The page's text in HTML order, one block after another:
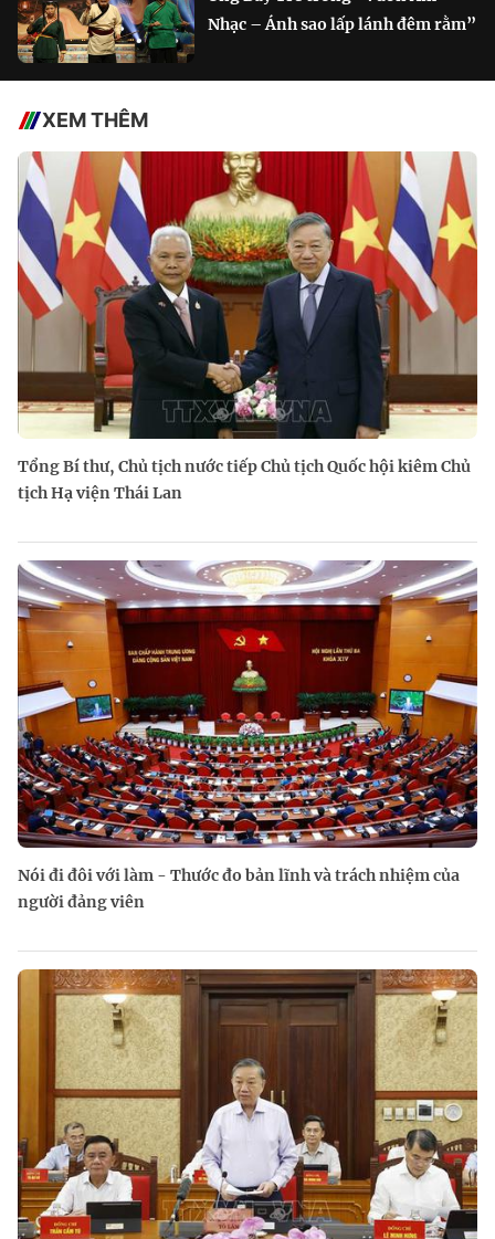
Nhạc – Ánh sao lấp lánh đêm rằm”
XEM THÊM
Tổng Bí thư, Chủ tịch nước tiếp Chủ tịch Quốc hội kiêm Chủ
tịch Hạ viện Thái Lan
Nói đi đôi với làm - Thước đo bản lĩnh và trách nhiệm của
người đảng viên